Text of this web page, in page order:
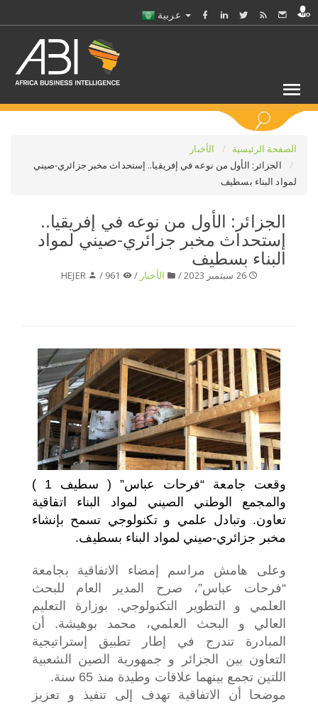
حدد ملفا
الصفحة الرئيسية
الأخبار
الجزائر: الأول من نوعه في إفريقيا.. إستحداث مخبر جزائري-صيني
لمواد البناء بسطيف
الجزائر: الأول من نوعه في إفريقيا..
إستحداث مخبر جزائري-صيني لمواد
البناء بسطيف
26 سبتمبر 2023 / الأخبار /
HEJER
وقعت جامعة “فرحات عباس” ( سطيف 1 )
والمجمع الوطني الصيني لمواد البناء اتفاقية
تعاون. وتبادل علمي و تكنولوجي تسمح بإنشاء
مخبر جزائري-صيني لمواد البناء بسطيف.
وعلى هامش مراسم إمضاء الاتفاقية بجامعة
“فرحات عباس”، صرح المدير العام للبحث
العلمي و التطوير التكنولوجي. بوزارة التعليم
العالي و البحث العلمي، محمد بوهيشة. أن
المبادرة تندرج في إطار تطبيق إستراتيجية
التعاون بين الجزائر و جمهورية الصين الشعبية
اللتين تجمع بينهما علاقات وطيدة منذ 65 سنة.
موضحا أن الاتفاقية تهدف إلى تنفيذ و تعزيز